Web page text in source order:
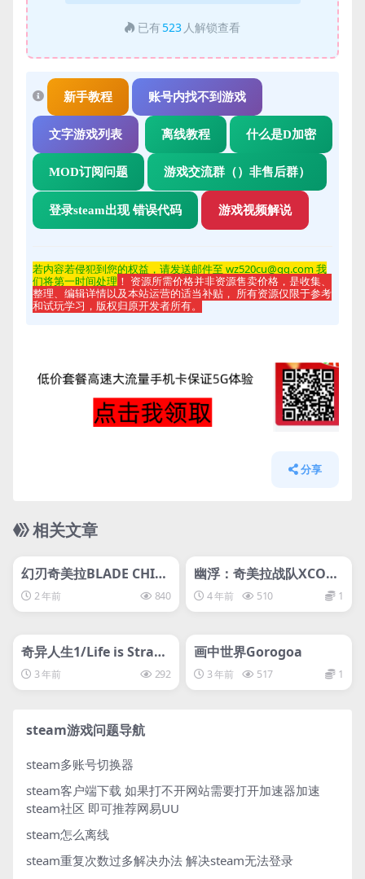
已有 523 人解锁查看
新手教程 账号内找不到游戏
文字游戏列表 离线教程 什么是D加密
MOD订阅问题 游戏交流群（）非售后群）
登录steam出现 错误代码 游戏视频解说
若内容若侵犯到您的权益，请发送邮件至 wz520cu@qq.com 我
们将第一时间处理 ！ 资源所需价格并非资源售卖价格，是收集、
整理、编辑详情以及本站运营的适当补贴， 所有资源仅限于参考
和试玩学习，版权归原开发者所有。
分享
相关文章
svip专属
幻刃奇美拉BLADE CHIM
ERA2 年前 840
svip专属
幽浮：奇美拉战队XCOM
®: Chimera Squad
4 年前 510 1
奇异人生1/Life is Strang
e – Episode 1
3 年前 292
画中世界Gorogoa
3 年前 517 1
steam游戏问题导航
steam多账号切换器
steam客户端下载 如果打不开网站需要打开加速器加速
steam社区 即可推荐网易UU
steam怎么离线
steam重复次数过多解决办法 解决steam无法登录